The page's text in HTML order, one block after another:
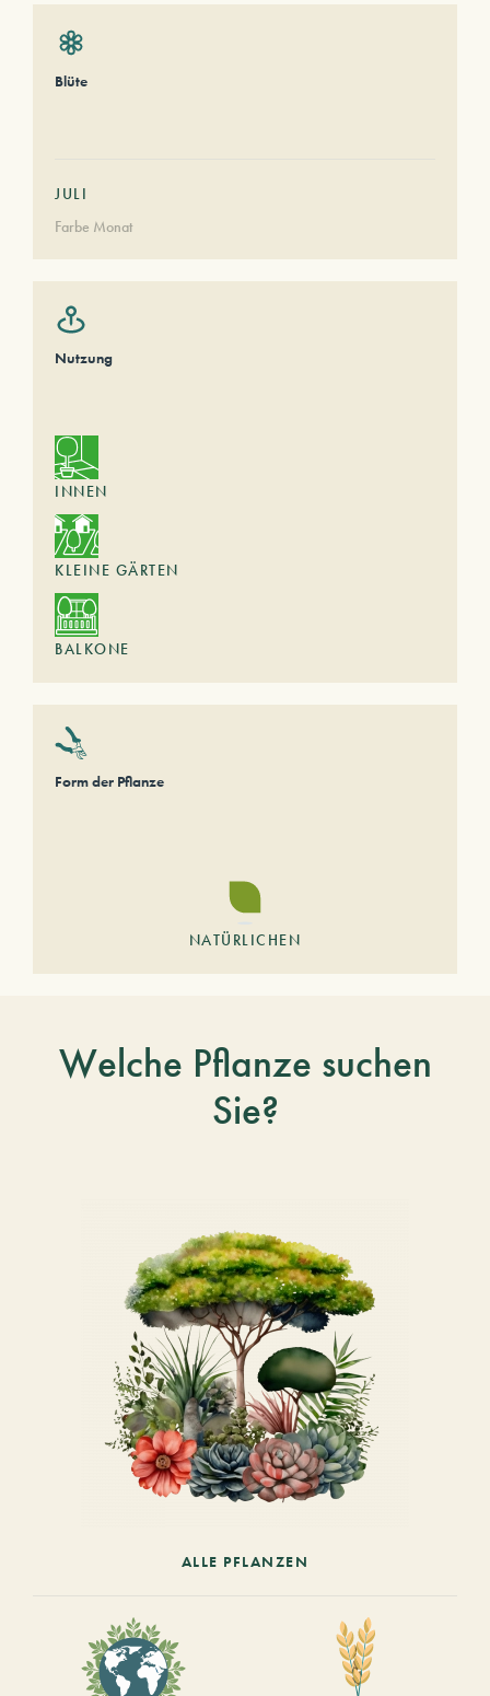
Blüte
JULI
Farbe Monat
Nutzung
INNEN
KLEINE GÄRTEN
BALKONE
Form der Pflanze
NATÜRLICHEN
Welche Pflanze suchen
Sie?
ALLE PFLANZEN